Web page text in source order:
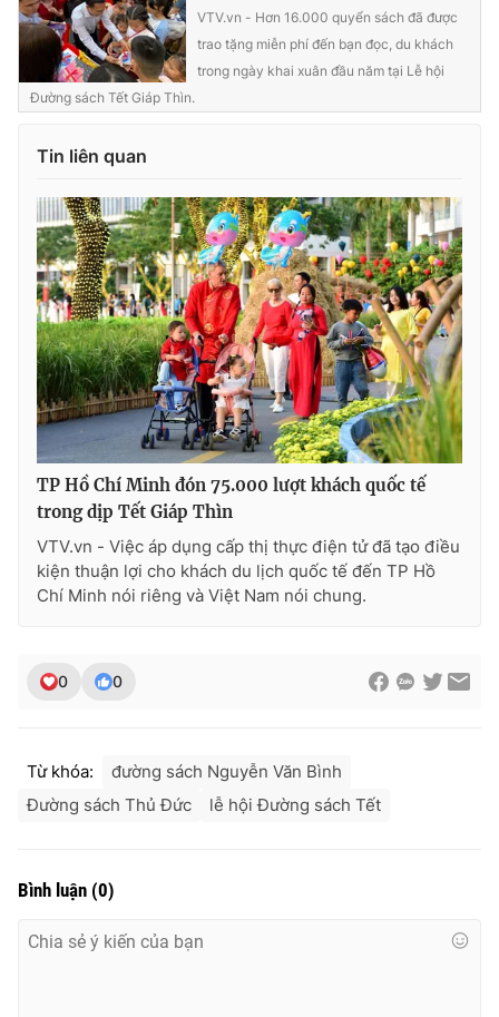
Ðiện thoại Thời báo VTV:024.66 897 897
Email:toasoan@vtv.vn
Liên hệ quảng cáo:024-7300.7108
® Cấm sao chép dưới mọi hình thức nếu không có sự chấp
thuận bằng văn bản. Ghi rõ nguồn VTV.vn khi phát hành lại
thông tin từ website này.
VTV.vn - Hơn 16.000 quyển sách đã được
trao tặng miễn phí đến bạn đọc, du khách
trong ngày khai xuân đầu năm tại Lễ hội
Đường sách Tết Giáp Thìn.
Tin liên quan
TP Hồ Chí Minh đón 75.000 lượt khách quốc tế
trong dịp Tết Giáp Thìn
VTV.vn - Việc áp dụng cấp thị thực điện tử đã tạo điều
kiện thuận lợi cho khách du lịch quốc tế đến TP Hồ
Chí Minh nói riêng và Việt Nam nói chung.
0 0
Từ khóa:
đường sách Nguyễn Văn Bình
Đường sách Thủ Đức
lễ hội Đường sách Tết
Bình luận (0)